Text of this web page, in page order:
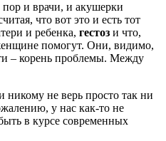
пор и врачи, и акушерки
что вот это и есть тот
и ребенка, гестоз и что,
помогут. Они, видимо,
– корень проблемы. Между
никому не верь просто так ни
у нас как-то не
в курсе современных